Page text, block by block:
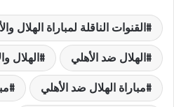
القنوات الناقلة لمباراة الهلال
الهلال ضد الأهلي الهلال
مباراة الهلال ضد الأهلي